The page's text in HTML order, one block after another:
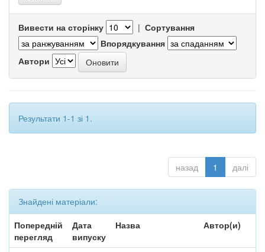
Вивести на сторінку | Сортування
Впорядкування
Автори
Результати 1-1 зі 1.
назад 1 далі
Знайдені матеріали:
Попередній
перегляд
Дата
випуску
Назва Автор(и)